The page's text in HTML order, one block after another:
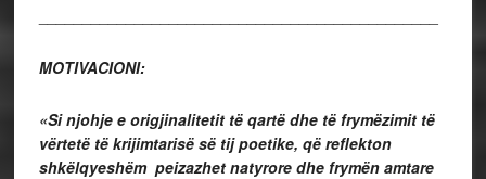
MOTIVACIONI:
«Si njohje e origjinalitetit të qartë dhe të frymëzimit të
vërtetë të krijimtarisë së tij poetike, që reflekton
shkëlqyeshëm peizazhet natyrore dhe frymën amtare